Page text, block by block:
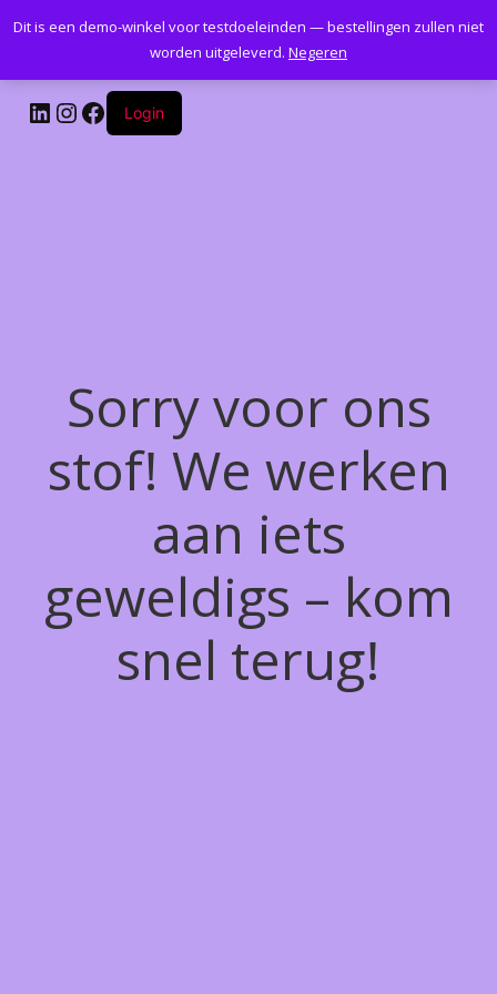
Kantoormeubelenplus.com
LinkedIn
Instagram
Facebook
Login
Sorry voor ons
stof! We werken
aan iets
geweldigs – kom
snel terug!
Dit is een demo-winkel voor testdoeleinden — bestellingen zullen niet
worden uitgeleverd. Negeren